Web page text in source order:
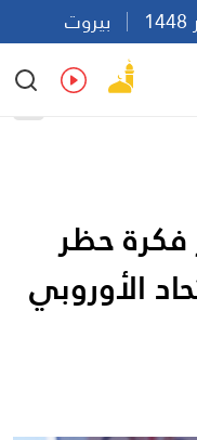
بيروت
Ar
فكرة حظر
الأوروبي